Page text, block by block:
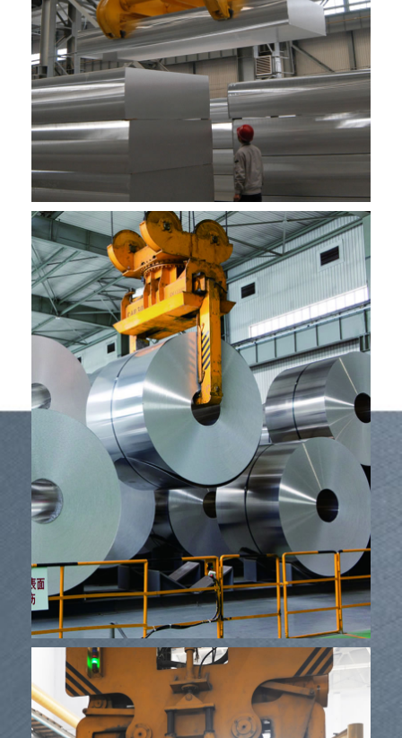
زاۋۇت
ئۈسكۈنىلەر